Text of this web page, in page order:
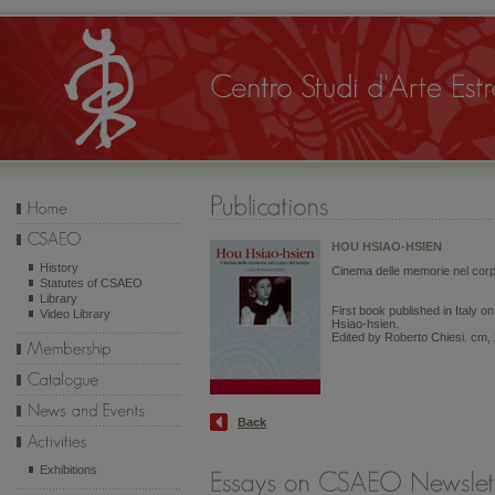
History
Statutes of CSAEO
Library
Video Library
Exhibitions
HOU HSIAO-HSIEN
Cinema delle memorie nel
First book published in Italy
Hsiao-hsien.
Edited by Roberto Chiesi.
Back